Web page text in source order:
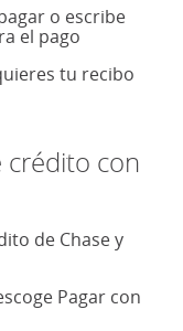
o escribe
el pago
tu recibo
crédito con
de Chase y
Pagar con